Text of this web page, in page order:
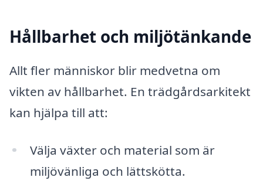
Hållbarhet och miljötänkande
Allt fler människor blir medvetna om
vikten av hållbarhet. En trädgårdsarkitekt
kan hjälpa till att:
Välja växter och material som är
miljövänliga och lättskötta.